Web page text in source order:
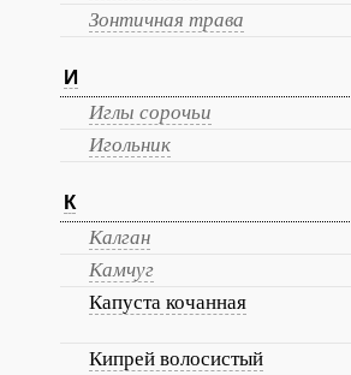
Зонтичная трава
И
Иглы сорочьи
Игольник
К
Калган
Камчуг
Капуста кочанная
Кипрей волосистый